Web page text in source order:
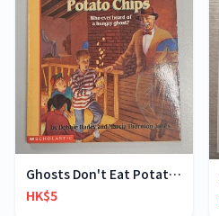
Ghosts Don't Eat Potato Chips
HK$5